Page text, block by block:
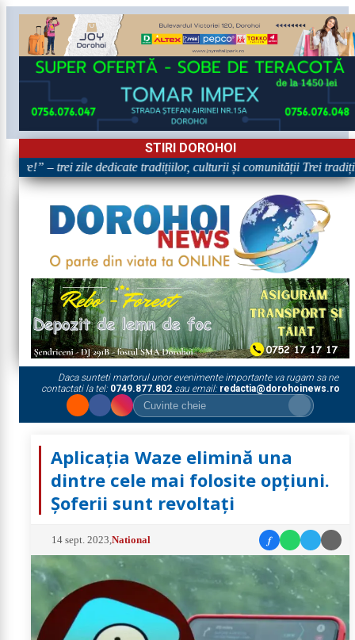
STIRI DOROHOI
– trei zile dedicate tradițiilor, culturii și comunității Trei tradiții.
Daca sunteti martorul unor evenimente importante va rugam sa ne
contactati la tel: 0749.877.802sau email: redactia@dorohoinews.ro
Aplicația Waze elimină una
dintre cele mai folosite opțiuni.
Șoferii sunt revoltați
14 sept. 2023 ,National f